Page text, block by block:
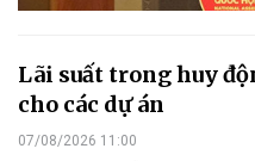
Lãi suất trong huy
cho các dự án
07/08/2026 11:00